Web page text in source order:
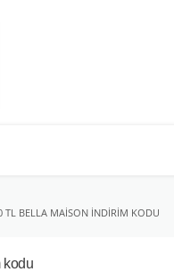
TL BELLA MAISON INDIRIM KODU
kodu